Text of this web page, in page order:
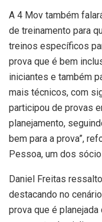
A 4 Mov também
de treinamento para
treinos específicos
prova que é bem
iniciantes e também
mais técnicos, com
participou de provas
planejamento,
bem para a prova”,
Pessoa, um dos
Daniel Freitas
destacando no
prova que é